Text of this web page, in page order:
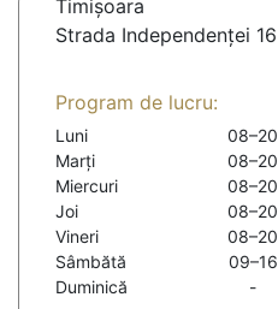
Timişoara
Strada Independenței 16
Program de lucru:
Luni
08–20
Marți
08–20
Miercuri
08–20
Joi
08–20
Vineri
08–20
Sâmbătă
09–16
Duminică
-